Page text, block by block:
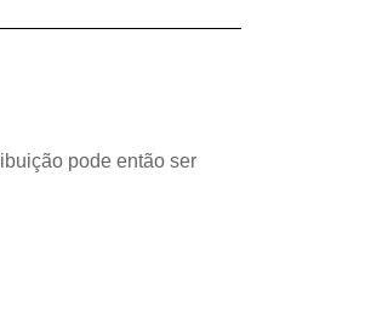
pode então ser